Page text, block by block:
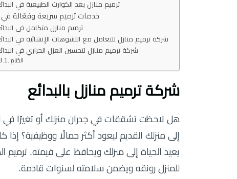
ترميم منازل بعد الكوارث الطبيعية في
خدمات ترميم سريعة وفعّالة في
ترميم منازل متكامل في
شركة ترميم منازل للتعامل مع التشوهات الإنشائية في
شركة ترميم منازل لتحسين العزل الحراري في
الختام
شركة ترميم منازل بالبدائع
هل لاحظت تشققات في جدران منزلك أو تغيرًا في
إلى منزلك القديم ليعود أكثر جمالًا ووظيفية؟
يعيد الحياة إلى منزلك ويحافظ على قيمته. ترميم
للمنزل رونقه ويضمن سلامته لسنوات قادمة.